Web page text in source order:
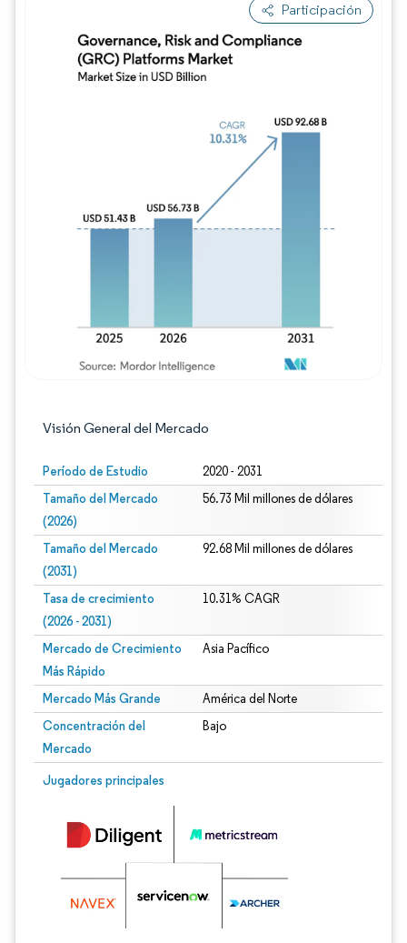
Participación
Visión General del Mercado
Período de Estudio 2020 - 2031
Tamaño del Mercado
(2026)
56.73 Mil millones de dólares
Tamaño del Mercado
(2031)
92.68 Mil millones de dólares
Tasa de crecimiento
(2026 - 2031)
10.31% CAGR
Mercado de Crecimiento
Más Rápido
Asia Pacífico
Mercado Más Grande América del Norte
Concentración del
Mercado
Bajo
Jugadores principales
Imagen © Mordor Intelligence. El uso requiere atribución según CC BY 4.0.
Imagen © Mordor Intelligence. El uso